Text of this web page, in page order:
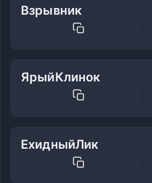
Взрывник
ЯрыйКлинок
ЕхидныйЛик